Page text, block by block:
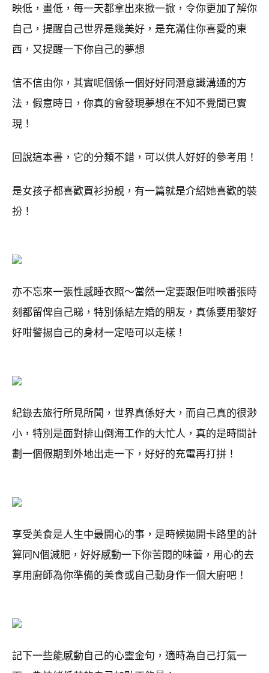
映低，畫低，每一天都拿出來掀一掀，令你更加了解你
自己，提醒自己世界是幾美好，是充滿住你喜愛的東
西，又提醒一下你自己的夢想
信不信由你，其實呢個係一個好好同潛意識溝通的方
法，假意時日，你真的會發現夢想在不知不覺間已實
現！
回說這本書，它的分類不錯，可以供人好好的參考用！
是女孩子都喜歡買衫扮靚，有一篇就是介紹她喜歡的裝
扮！
亦不忘來一張性感睡衣照～當然一定要跟佢咁映番張時
刻都留俾自己睇，特別係結左婚的朋友，真係要用黎好
好咁警掦自己的身材一定唔可以走樣！
紀錄去旅行所見所聞，世界真係好大，而自己真的很渺
小，特別是面對排山倒海工作的大忙人，真的是時間計
劃一個假期到外地出走一下，好好的充電再打拼！
享受美食是人生中最開心的事，是時候拋開卡路里的計
算同N個減肥，好好感動一下你苦悶的味蕾，用心的去
享用廚師為你準備的美食或自己動身作一個大廚吧！
記下一些能感動自己的心靈金句，適時為自己打氣一